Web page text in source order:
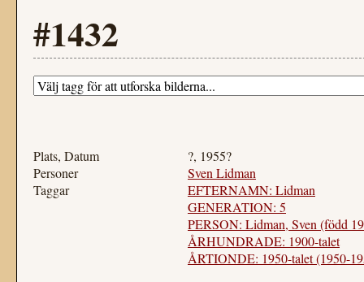
#1432
Plats, Datum
?, 1955?
Personer
Sven Lidman
Taggar
EFTERNAMN: Lidman
GENERATION: 5
PERSON: Lidman, Sven (född
ÅRHUNDRADE: 1900-talet
ÅRTIONDE: 1950-talet (1950-